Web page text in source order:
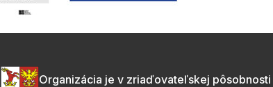
Organizácia je v zriaďovateľskej pôsobnosti